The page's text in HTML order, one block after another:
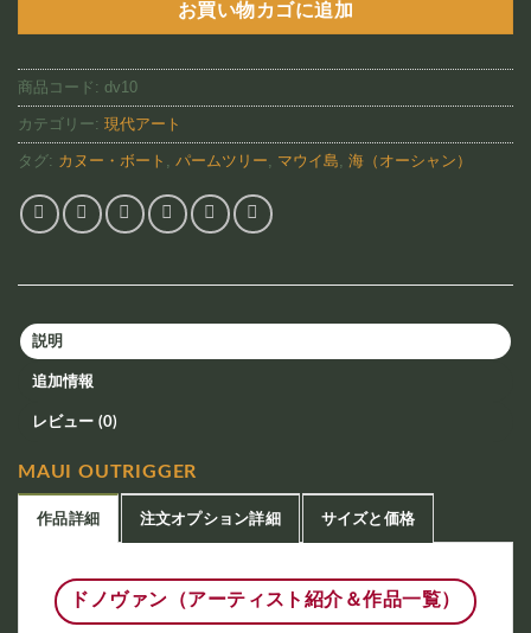
お買い物カゴに追加
商品コード: dv10
カテゴリー: 現代アート
タグ: カヌー・ボート , パームツリー, マウイ島, 海（オーシャン）
説明
追加情報
レビュー (0)
MAUI OUTRIGGER
作品詳細 注文オプション詳細 サイズと価格
ドノヴァン（アーティスト紹介＆作品一覧）